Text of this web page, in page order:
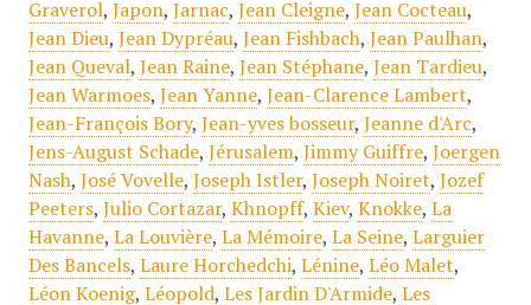
Graverol, Japon, Jarnac, Jean Cleigne, Jean Cocteau,
Jean Dieu, Jean Dypréau, Jean Fishbach, Jean Paulhan,
Jean Queval, Jean Raine, Jean Stéphane, Jean Tardieu,
Jean Warmoes, Jean Yanne, Jean-Clarence Lambert,
Jean-François Bory, Jean-yves bosseur, Jeanne d'Arc,
Jens-August Schade, Jérusalem, Jimmy Guiffre, Joergen
Nash, José Vovelle, Joseph Istler, Joseph Noiret, Jozef
Peeters, Julio Cortazar, Khnopff, Kiev, Knokke, La
Havanne, La Louvière, La Mémoire, La Seine, Larguier
Des Bancels, Laure Horchedchi, Lénine, Léo Malet,
Léon Koenig, Léopold, Les Jardin D'Armide, Les